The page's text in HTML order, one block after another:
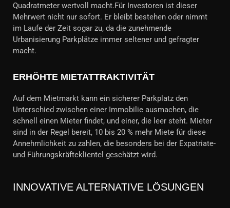
Quadratmeter wertvoll macht.Für Investoren ist dieser
Mehrwert nicht nur sofort. Er bleibt bestehen oder nimmt
im Laufe der Zeit sogar zu, da die zunehmende
Urbanisierung Parkplätze immer seltener und gefragter
macht.
ERHÖHTE MIETATTRAKTIVITÄT
Auf dem Mietmarkt kann ein sicherer Parkplatz den
Unterschied zwischen einer Immobilie ausmachen, die
schnell einen Mieter findet, und einer, die leer steht. Mieter
sind in der Regel bereit, 10 bis 20 % mehr Miete für diese
Annehmlichkeit zu zahlen, die besonders bei der Expatriate-
und Führungskräfteklientel geschätzt wird.
INNOVATIVE ALTERNATIVE LÖSUNGEN